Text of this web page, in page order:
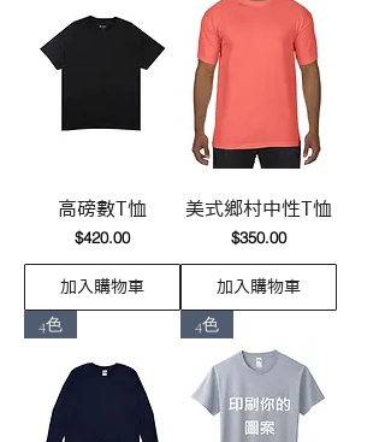
高磅數T恤
價格
$420.00
加入購物車
美式鄉村中性T恤
價格
$350.00
加入購物車
4色 4色